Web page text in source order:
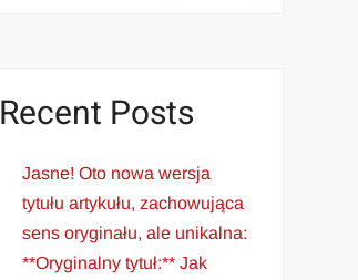
Recent Posts
Jasne! Oto nowa wersja
tytułu artykułu, zachowująca
sens oryginału, ale unikalna:
**Oryginalny tytuł:** Jak